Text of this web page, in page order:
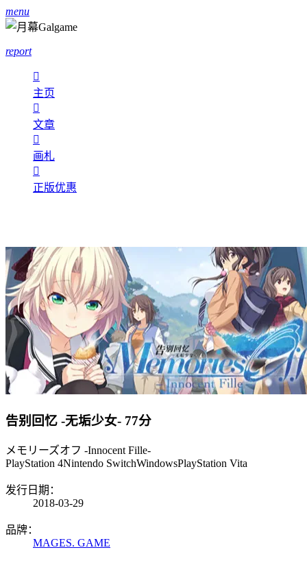
menu
report

主页

文章

画札

正版优惠
告别回忆 -无垢少女- 77分
メモリーズオフ -Innocent Fille-
PlayStation 4Nintendo SwitchWindowsPlayStation Vita
发行日期：
2018-03-29
品牌：
MAGES. GAME